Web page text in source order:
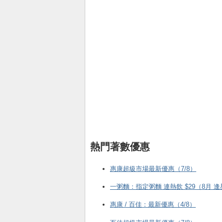
熱門著數優惠
惠康超級市場最新優惠（7/8）
一粥麵：指定粥麵 連熱飲 $29（8月 逢
惠康 / 百佳：最新優惠（4/8）